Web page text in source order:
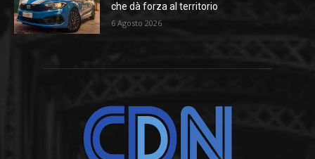
che dà forza al territorio
6 Agosto 2026